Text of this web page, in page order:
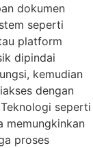
dokumen
seperti
platform
dipindai
kemudian
dengan
seperti
memungkinkan
proses